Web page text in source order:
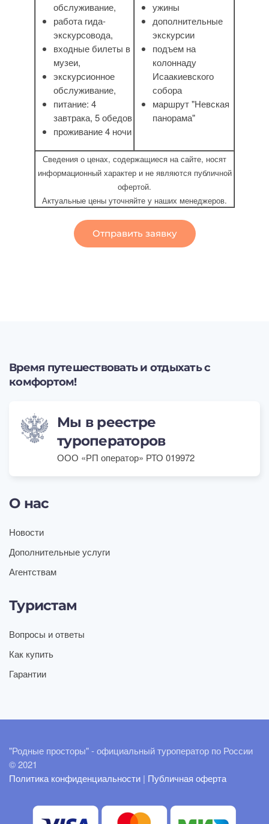
обслуживание,
работа гида-
экскурсовода,
входные билеты в
музеи,
экскурсионное
обслуживание,
питание: 4
завтрака, 5 обедов
проживание 4 ночи
ужины
дополнительные
экскурсии
подъем на
колоннаду
Исаакиевского
собора
маршрут "Невская
панорама"
Сведения о ценах, содержащиеся на сайте, носят
информационный характер и не являются публичной
офертой.
Актуальные цены уточняйте у наших менеджеров.
Отправить заявку
Время путешествовать и отдыхать с
комфортом!
Мы в реестре
туроператоров
ООО «РП оператор» РТО 019972
О нас
Новости
Дополнительные услуги
Агентствам
Туристам
Вопросы и ответы
Как купить
Гарантии
"Родные просторы" - официальный туроператор по России
© 2021
Политика конфиденциальности | Публичная оферта